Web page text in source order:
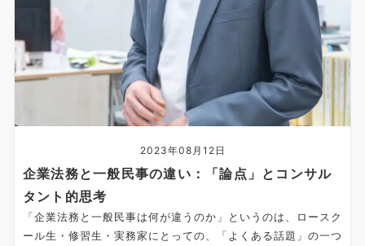
2023年08月12日
企業法務と一般民事の違い：「論点」とコンサル
タント的思考
「企業法務と一般民事は何が違うのか」というのは、ロースク
ール生・修習生・実務家にとっての、「よくある話題」の一つ